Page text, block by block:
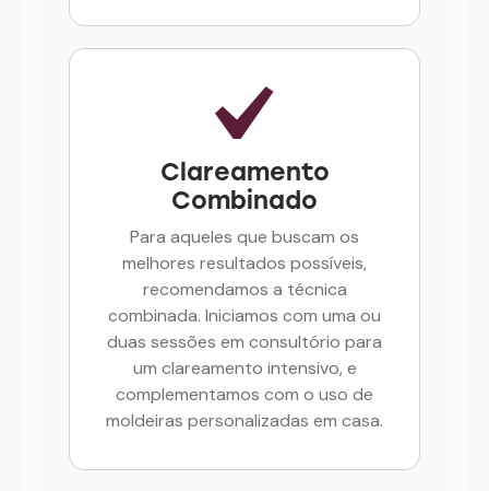
Clareamento
Combinado
Para aqueles que buscam os
melhores resultados possíveis,
recomendamos a técnica
combinada. Iniciamos com uma ou
duas sessões em consultório para
um clareamento intensivo, e
complementamos com o uso de
moldeiras personalizadas em casa.